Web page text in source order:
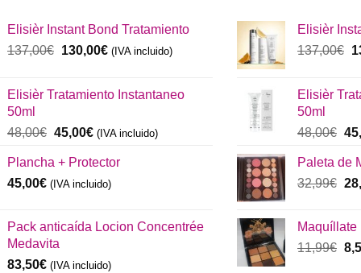
Elisièr Instant Bond Tratamiento
137,00€ El
era:
130,00€El
es:
(IVA incluido)
Elisièr Tratamiento Instantaneo
50ml
48,00€ El
original
era:
45,00€El
actual
es:
(IVA incluido)
Plancha + Protector
45,00€ (IVA incluido)
Pack anticaída Locion Concentrée
Medavita
83,50€ (IVA incluido)
Elisièr
137,00€
Elisièr
50ml
48,00€ El
Paleta de
32,99€ El
era:
Maquíllate
11,99€ El